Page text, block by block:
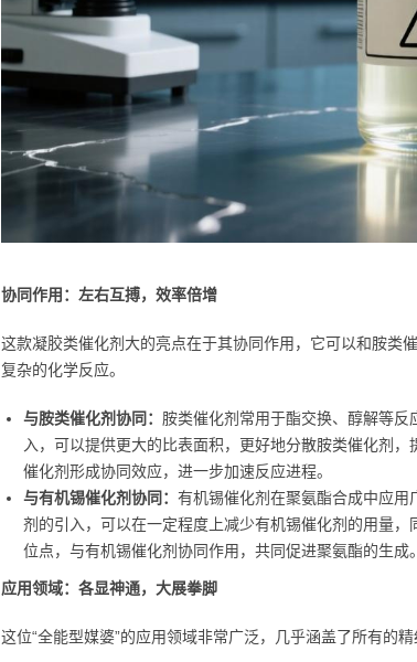
协同作用：左右互搏，效率倍增
这款凝胶类催化剂大的亮点在于其协同作用，它可以和胺类
复杂的化学反应。
与胺类催化剂协同： 胺类催化剂常用于酯交换、醇解等反
入，可以提供更大的比表面积，更好地分散胺类催化剂
催化剂形成协同效应，进一步加速反应进程。
与有机锡催化剂协同： 有机锡催化剂在聚氨酯合成中应
剂的引入，可以在一定程度上减少有机锡催化剂的用量
位点，与有机锡催化剂协同作用，共同促进聚氨酯的生成。
应用领域：各显神通，大展拳脚
这位“全能型媒婆”的应用领域非常广泛，几乎涵盖了所有的精